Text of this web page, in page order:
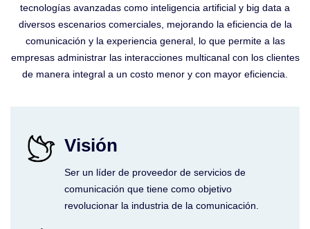
tecnologías avanzadas como inteligencia artificial y big data a
diversos escenarios comerciales, mejorando la eficiencia de la
comunicación y la experiencia general, lo que permite a las
empresas administrar las interacciones multicanal con los clientes
de manera integral a un costo menor y con mayor eficiencia.
Visión
Ser un líder de proveedor de servicios de
comunicación que tiene como objetivo
revolucionar la industria de la comunicación.